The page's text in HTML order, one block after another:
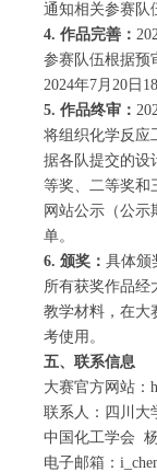
通知相关参赛队
4. 作品完善：
参赛队伍根据预
2024年7月20日
5. 作品终审：
将组织化学反应
据各队提交的设
等奖、二等奖和
网站公示（公示
单。
6. 颁奖： 具体颁
所有获奖作品经
教学材料，在大
考使用。
五、联系信息
大赛官方网站：
联系人：四川大
中国化工学会
电子邮箱：